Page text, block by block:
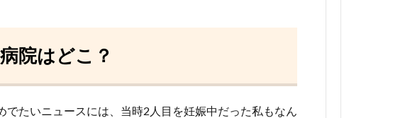
院はどこ？
たいニュースには、当時2人目を妊娠中だった私もなん